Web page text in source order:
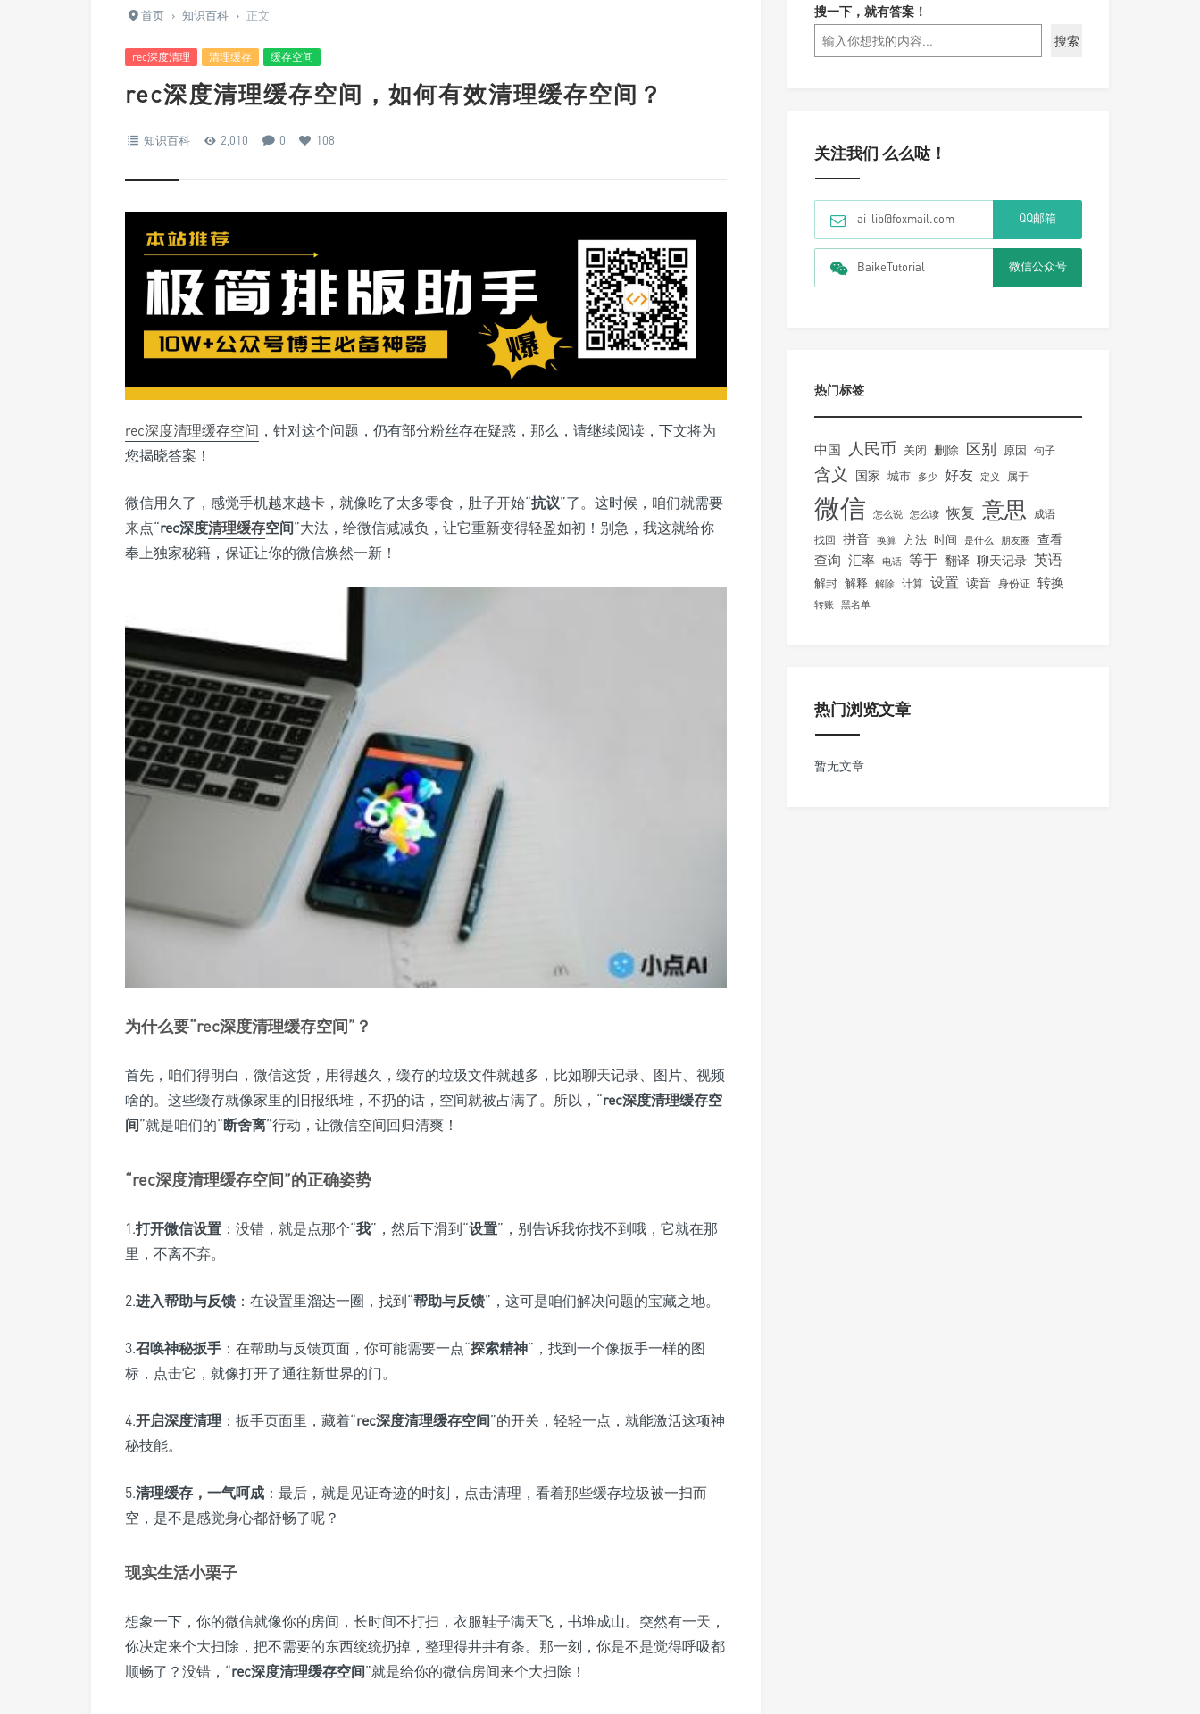
首页 › 知识百科 › 正文
rec深度清理 清理缓存 缓存空间
rec深度清理缓存空间，如何有效清理缓存空间？
知识百科 2,010 0 108
rec深度清理缓存空间 ，针对这个问题，仍有部分粉丝存在疑惑，那么，请继续阅读，下文将为
您揭晓答案！
微信用久了，感觉手机越来越卡，就像吃了太多零食，肚子开始“抗议”了。这时候，咱们就需要
来点“rec深度清理缓存空间”大法，给微信减减负，让它重新变得轻盈如初！别急，我这就给你
奉上独家秘籍，保证让你的微信焕然一新！
为什么要“rec深度清理缓存空间”？
首先，咱们得明白，微信这货，用得越久，缓存的垃圾文件就越多，比如聊天记录、图片、视频
啥的。这些缓存就像家里的旧报纸堆，不扔的话，空间就被占满了。所以，“rec深度清理缓存空
间”就是咱们的“断舍离”行动，让微信空间回归清爽！
“rec深度清理缓存空间”的正确姿势
1.打开微信设置 ：没错，就是点那个“我”，然后下滑到“设置”，别告诉我你找不到哦，它就在那
里，不离不弃。
2.进入帮助与反馈 ：在设置里溜达一圈，找到“帮助与反馈”，这可是咱们解决问题的宝藏之地。
3.召唤神秘扳手 ：在帮助与反馈页面，你可能需要一点“探索精神”，找到一个像扳手一样的图
标，点击它，就像打开了通往新世界的门。
4.开启深度清理 ：扳手页面里，藏着“rec深度清理缓存空间”的开关，轻轻一点，就能激活这项神
秘技能。
5.清理缓存，一气呵成 ：最后，就是见证奇迹的时刻，点击清理，看着那些缓存垃圾被一扫而
空，是不是感觉身心都舒畅了呢？
现实生活小栗子
想象一下，你的微信就像你的房间，长时间不打扫，衣服鞋子满天飞，书堆成山。突然有一天，
你决定来个大扫除，把不需要的东西统统扔掉，整理得井井有条。那一刻，你是不是觉得呼吸都
顺畅了？没错，“rec深度清理缓存空间”就是给你的微信房间来个大扫除！
搜一下，就有答案！
搜索
关注我们 么么哒！
ai-lib@foxmail.com QQ邮箱
BaikeTutorial 微信公众号
热门标签
中国 人民币 关闭 删除 区别 原因 句子
含义 国家 城市 多少 好友 定义 属于
微信 怎么说 怎么读 恢复 意思 成语
找回 拼音 换算 方法 时间 是什么 朋友圈 查看
查询 汇率 电话 等于 翻译 聊天记录 英语
解封 解释 解除 计算 设置 读音 身份证 转换
转账 黑名单
热门浏览文章
暂无文章